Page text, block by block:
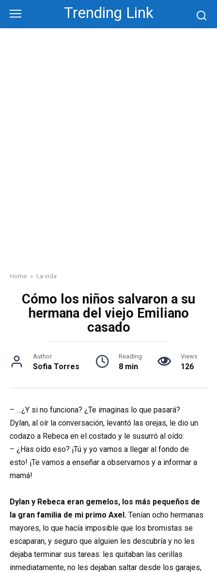
content
Trending Link
Home » La vida
Cómo los niños salvaron a su
hermana del viejo Emiliano
casado
Author
Sofia Torres
Reading
8 min
Views
126
– …¿Y si no funciona? ¿Te imaginas lo que pasará?
Dylan, al oír la conversación, levantó las orejas, le dio un
codazo a Rebeca en el costado y le susurró al oído:
– ¿Has oído eso? ¡Tú y yo vamos a llegar al fondo de
esto! ¡Te vamos a enseñar a observarnos y a informar a
mamá!
Dylan y Rebeca eran gemelos, los más pequeños de
la gran familia de mi primo Axel. Tenían ocho hermanas
mayores, lo que hacía imposible que los bromistas se
escaparan, y seguro que alguien les descubría y no les
dejaba terminar sus tareas: les quitaban las cerillas
inmediatamente, no les dejaban saltar desde los garajes,